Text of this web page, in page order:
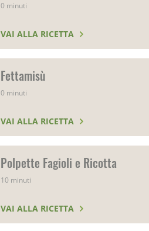
0 minuti
VAI ALLA RICETTA
Fettamisù
0 minuti
VAI ALLA RICETTA
Polpette Fagioli e Ricotta
10 minuti
VAI ALLA RICETTA